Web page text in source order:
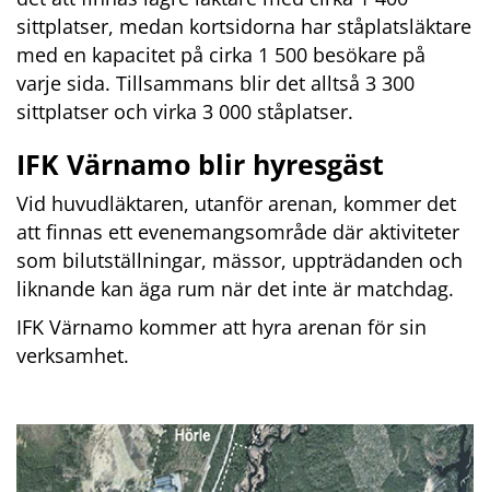
sittplatser, medan kortsidorna har ståplatsläktare
med en kapacitet på cirka 1 500 besökare på
varje sida. Tillsammans blir det alltså 3 300
sittplatser och virka 3 000 ståplatser.
IFK Värnamo blir hyresgäst
Vid huvudläktaren, utanför arenan, kommer det
att finnas ett evenemangsområde där aktiviteter
som bilutställningar, mässor, uppträdanden och
liknande kan äga rum när det inte är matchdag.
IFK Värnamo kommer att hyra arenan för sin
verksamhet.